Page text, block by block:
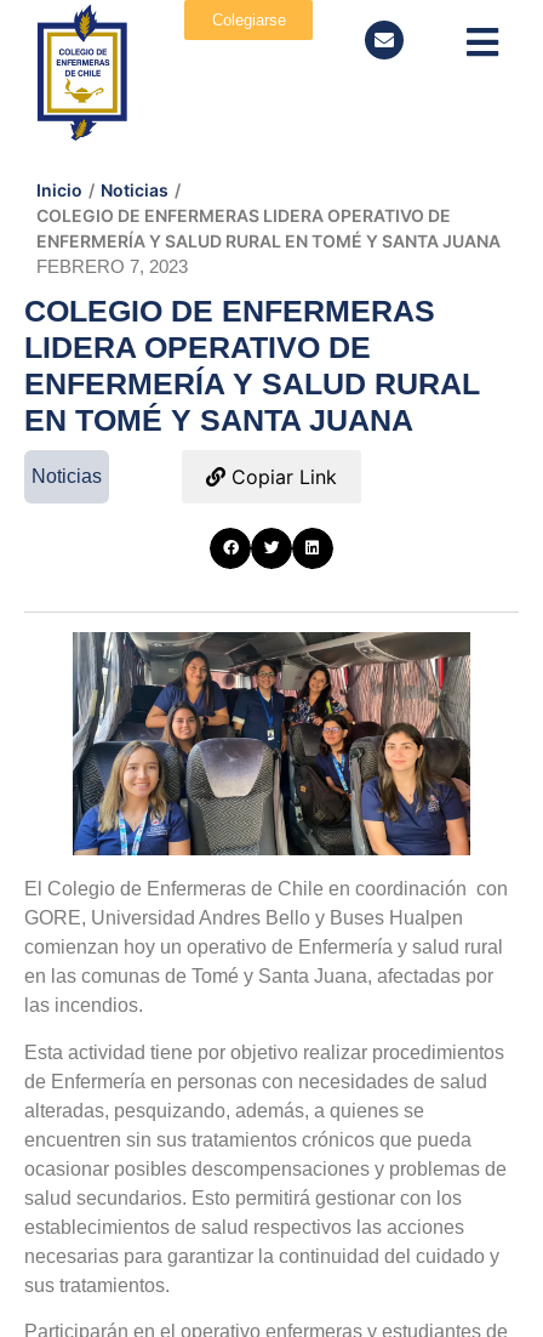
Colegiarse
Inicio / Noticias /
COLEGIO DE ENFERMERAS LIDERA OPERATIVO DE
ENFERMERÍA Y SALUD RURAL EN TOMÉ Y SANTA JUANA
FEBRERO 7, 2023
COLEGIO DE ENFERMERAS
LIDERA OPERATIVO DE
ENFERMERÍA Y SALUD RURAL
EN TOMÉ Y SANTA JUANA
Noticias Copiar Link
El Colegio de Enfermeras de Chile en coordinación con
GORE, Universidad Andres Bello y Buses Hualpen
comienzan hoy un operativo de Enfermería y salud rural
en las comunas de Tomé y Santa Juana, afectadas por
las incendios.
Esta actividad tiene por objetivo realizar procedimientos
de Enfermería en personas con necesidades de salud
alteradas, pesquizando, además, a quienes se
encuentren sin sus tratamientos crónicos que pueda
ocasionar posibles descompensaciones y problemas de
salud secundarios. Esto permitirá gestionar con los
establecimientos de salud respectivos las acciones
necesarias para garantizar la continuidad del cuidado y
sus tratamientos.
Participarán en el operativo enfermeras y estudiantes de